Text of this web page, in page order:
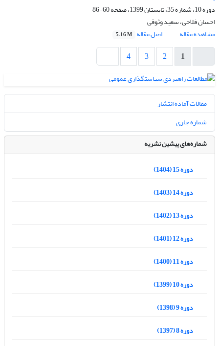
دوره 10، شماره 35، تابستان 1399، صفحه
60-86
احسان فلاحی، سعید وثوقی
مشاهده مقاله
اصل مقاله 5.16 M
1
2
3
4
مقالات آماده انتشار
شماره جاری
شماره‌های پیشین نشریه
دوره 15 (1404)
دوره 14 (1403)
دوره 13 (1402)
دوره 12 (1401)
دوره 11 (1400)
دوره 10 (1399)
دوره 9 (1398)
دوره 8 (1397)